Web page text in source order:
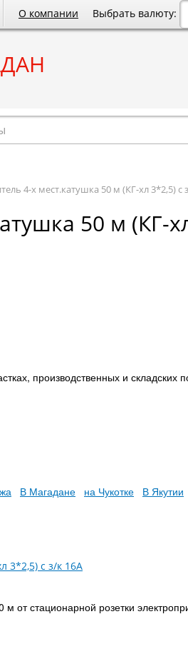
О компании Выбрать валюту:
4-х мест.катушка 50 м (КГ-хл 3*2,5) с
50 м (КГ-
производственных и
В Магадане на Чукотке В Якутии
от стационарной розетки